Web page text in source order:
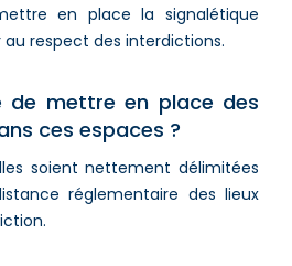
en place la signalétique
respect des interdictions.
de mettre en place des
ces espaces ?
soient nettement délimitées
réglementaire des lieux